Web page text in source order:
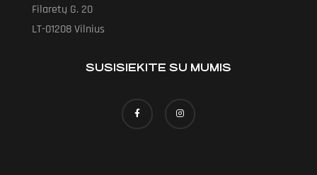
Filaretų G. 20
LT-01208 Vilnius
SUSISIEKITE SU MUMIS